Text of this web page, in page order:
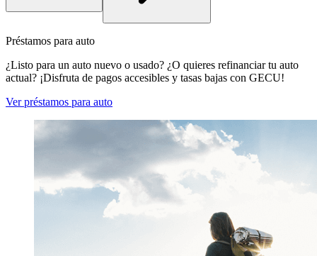
Préstamos para auto
¿Listo para un auto nuevo o usado? ¿O quieres refinanciar tu auto
actual? ¡Disfruta de pagos accesibles y tasas bajas con GECU!
Ver préstamos para auto